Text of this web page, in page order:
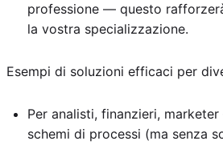
professione — questo
la vostra specializzazione.
Esempi di soluzioni efficaci per
Per analisti, finanzieri,
schemi di processi (ma senza